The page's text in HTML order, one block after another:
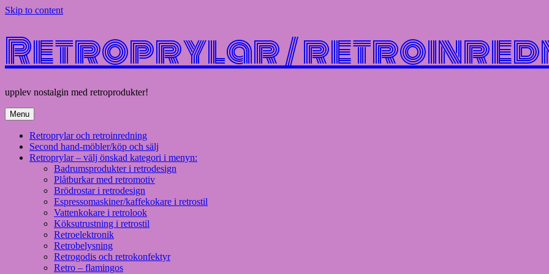
Skip to content
Retroprylar /
upplev nostalgin med retroprodukter!
Menu
Retroprylar och retroinredning
Second hand-möbler/köp och sälj
Retroprylar – välj önskad kategori i menyn:
Badrumsprodukter i retrodesign
Plåtburkar med retromotiv
Brödrostar i retrodesign
Espressomaskiner/kaffekokare i retrostil
Vattenkokare i retrolook
Köksutrustning i retrostil
Retroelektronik
Retrobelysning
Retrogodis och retrokonfektyr
Retro – flamingos